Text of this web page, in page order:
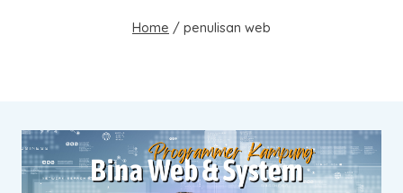
Home / penulisan web